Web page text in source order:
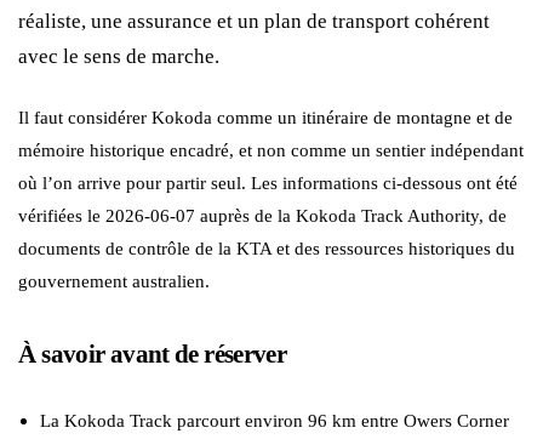
réaliste, une assurance et un plan de transport cohérent
avec le sens de marche.
Il faut considérer Kokoda comme un itinéraire de montagne et de
mémoire historique encadré, et non comme un sentier indépendant
où l’on arrive pour partir seul. Les informations ci-dessous ont été
vérifiées le 2026-06-07 auprès de la Kokoda Track Authority, de
documents de contrôle de la KTA et des ressources historiques du
gouvernement australien.
À savoir avant de réserver
La Kokoda Track parcourt environ 96 km entre Owers Corner